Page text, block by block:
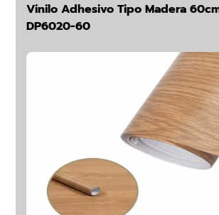
Vinilo Adhesivo Tipo Madera
DP6020-60